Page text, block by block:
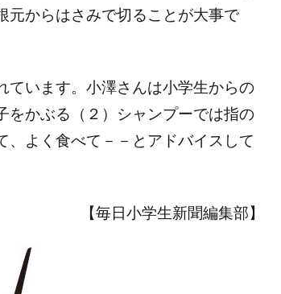
元からはさみで切ることが大事で
います。小澤さんは小学生からの
をかぶる（２）シャンプーでは指の
、よく食べて－－とアドバイスして
【毎日小学生新聞編集部】